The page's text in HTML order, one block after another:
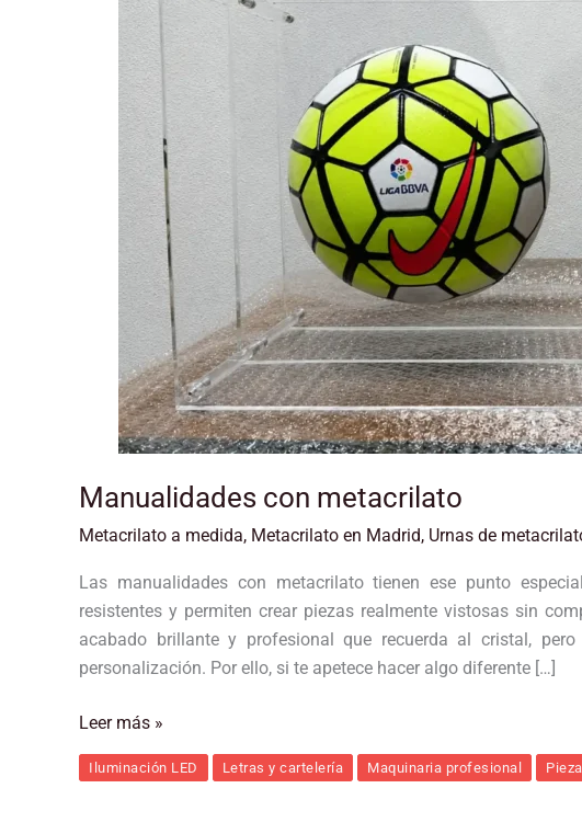
Manualidades con metacrilato
Metacrilato a medida, Metacrilato en Madrid, Urnas de
Las manualidades con metacrilato tienen ese punto
resistentes y permiten crear piezas realmente vistosas sin
acabado brillante y profesional que recuerda al cristal,
personalización. Por ello, si te apetece hacer algo diferente […]
Leer más »
Iluminación LED Letras y cartelería Maquinaria profesional